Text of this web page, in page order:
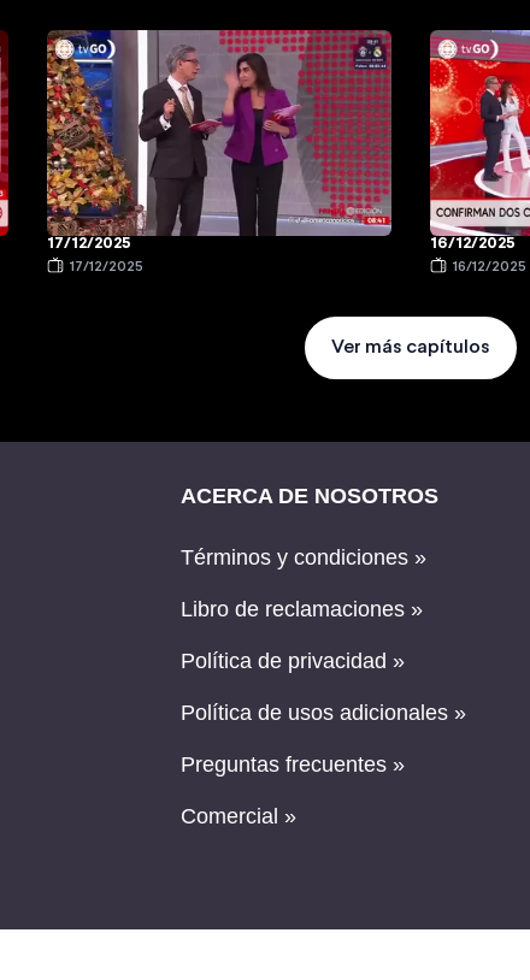
17/12/2025
17/12/2025
16/12/2025
16/12/2025
Ver más capítulos
ACERCA DE NOSOTROS
Términos y condiciones »
Libro de reclamaciones »
Política de privacidad »
Política de usos adicionales »
Preguntas frecuentes »
Comercial »